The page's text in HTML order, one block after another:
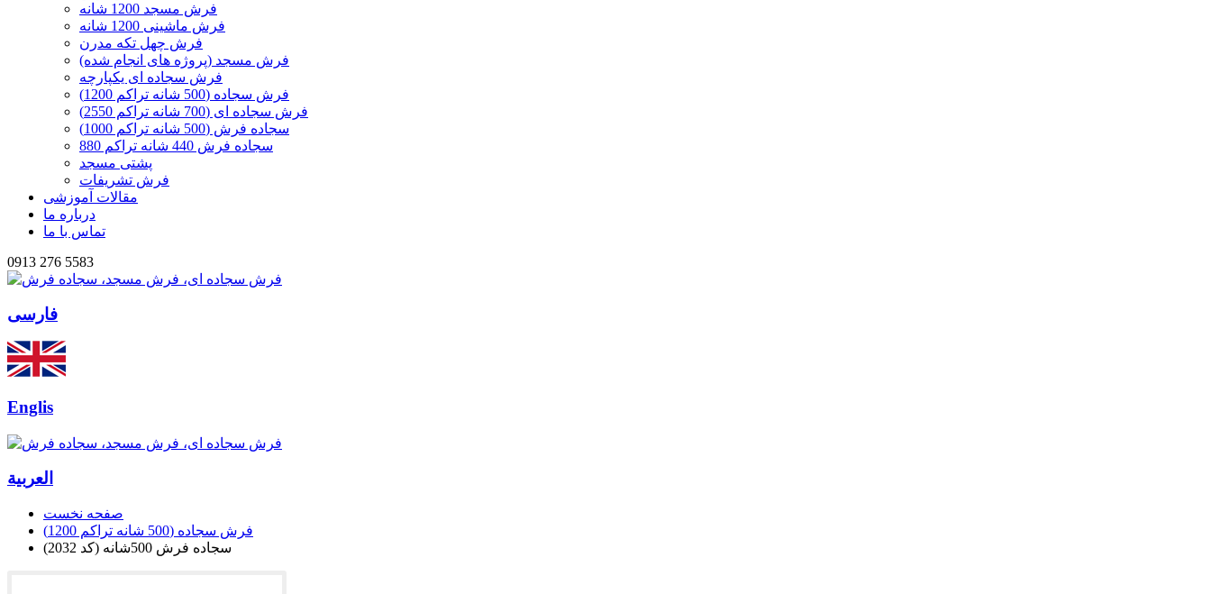
فرش مسجد 1200 شانه
فرش ماشینی 1200 شانه
فرش چهل تکه مدرن
فرش مسجد (پروژه های انجام شده)
فرش سجاده ای یکپارچه
فرش سجاده (500 شانه تراکم 1200)
فرش سجاده ای (700 شانه تراکم 2550)
سجاده فرش (500 شانه تراکم 1000)
سجاده فرش 440 شانه تراکم 880
پشتی مسجد
فرش تشریفات
مقالات آموزشی
درباره ما
تماس با ما
0913 276 5583
فارسی
Englis
العربیة
صفحه نخست
فرش سجاده (500 شانه تراکم 1200)
سجاده فرش 500شانه (کد 2032)